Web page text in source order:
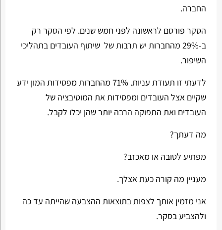
החברה.
הסקר פורסם לראשונה לפני חמש שנים. לפי הסקר רק
ב-29% מהחברות יש תרבות של שיתוף העובדים בתהליכי
השיפור.
לדעתי זו תעודת עניות. 71% מהחברות מפסידות המון ידע
שקיים אצל העובדים ומפסידות את המוטיבציה של
העובדים ואת התפוקה הרבה יותר שהן יכלו לקבל.
מה דעתך?
מפתיע לטובה או מאכזב?
מעניין מה קורה כעת אצלך.
אני מזמין אותך לצפות בתוצאות ההצבעה שהייתה עד כה
ולהצביע בסקר.